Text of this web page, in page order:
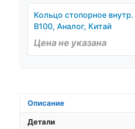
Кольцо стопорное внутр.
B100, Аналог, Китай
Цена не указана
Описание
Детали